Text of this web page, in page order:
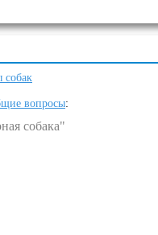
собак
вопросы:
собака"